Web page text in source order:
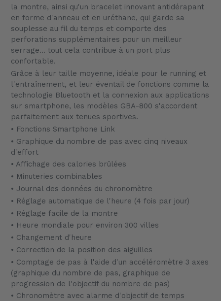
la montre, ainsi qu'un bracelet innovant antidérapant
en forme d'anneau et en uréthane, qui garde sa
souplesse au fil du temps et comporte des
perforations supplémentaires pour un meilleur
serrage... tout cela contribue à un port plus
confortable.
Grâce à leur taille moyenne, idéale pour le running et
l'entraînement, et leur éventail de fonctions comme la
technologie Bluetooth et la connexion aux applications
sur smartphone, les modèles GBA-800 s'accordent
parfaitement aux tenues sportives.
• Fonctions Smartphone Link
• Graphique du nombre de pas avec cinq niveaux
d'effort
• Affichage des calories brûlées
• Minuteries combinables
• Journal des données du chronomètre
• Réglage automatique de l'heure (4 fois par jour)
• Réglage facile de la montre
• Heure mondiale pour environ 300 villes
• Changement d'heure
• Correction de la position des aiguilles
• Comptage de pas à l'aide d'un accéléromètre 3 axes
(graphique du nombre de pas, graphique de
progression de l'objectif du nombre de pas)
• Chronomètre avec alarme d'objectif de temps